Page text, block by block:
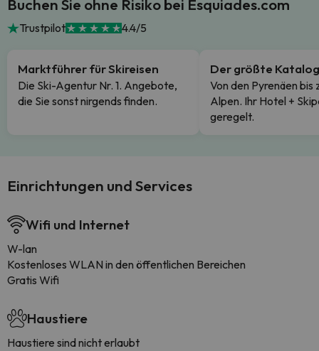
Buchen Sie ohne Risiko bei Esquiades.com
Trustpilot 4.4/5
Marktführer für Skireisen
Die Ski-Agentur Nr. 1. Angebote,
die Sie sonst nirgends finden.
Der größte Katalog
Von den Pyrenäen bis
Alpen. Ihr Hotel +
geregelt.
Einrichtungen und Services
Wifi und Internet
W-lan
Kostenloses WLAN in den öffentlichen Bereichen
Gratis Wifi
Haustiere
Haustiere sind nicht erlaubt